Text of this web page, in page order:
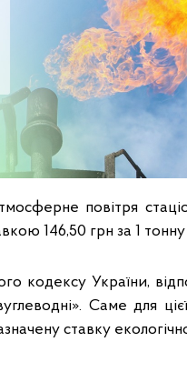
повітря
146,50 грн за 1
кодексу України,
Саме для
ставку